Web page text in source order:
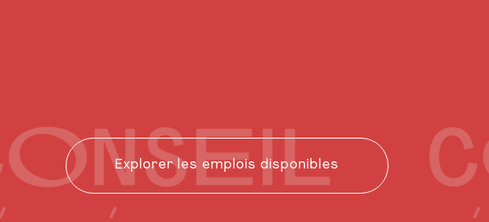
Explorer les emplois disponibles